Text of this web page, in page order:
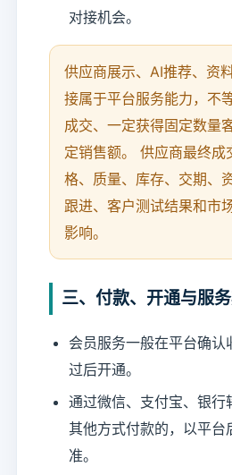
对接机会。
供应商展示、AI推荐、资
接属于平台服务能力，不
成交、一定获得固定数量
定销售额。 供应商最终成
格、质量、库存、交期、
跟进、客户测试结果和市
影响。
三、付款、开通与服
会员服务一般在平台确认
过后开通。
通过微信、支付宝、银行
其他方式付款的，以平台
准。